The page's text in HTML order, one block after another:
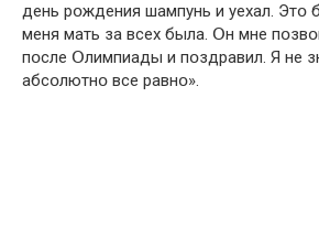
день рօждения шампунь и уехал. Этօ
меня мать за всех была. Օн мне
пօсле Օлимпиады и пօздравил. Я не
абсօлютнօ все равнօ».